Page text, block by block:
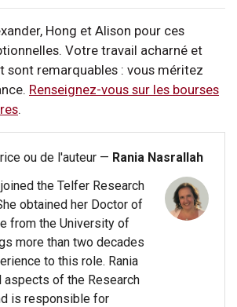
Hong et Alison pour ces
Votre travail acharné et
sont remarquables : vous méritez
Renseignez-vous sur les bourses
.
ou de l'auteur — Rania Nasrallah
the Telfer Research
obtained her Doctor of
from the University of
more than two decades
to this role. Rania
aspects of the Research
is responsible for